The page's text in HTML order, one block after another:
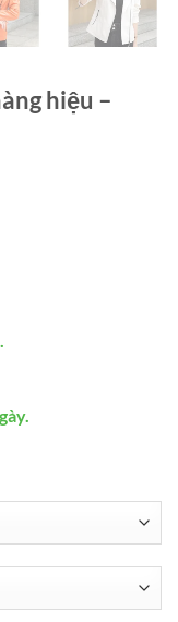
hiệu –
₫.